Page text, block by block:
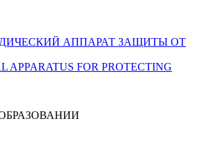
АППАРАТ ЗАЩИТЫ ОТ
APPARATUS FOR PROTECTING